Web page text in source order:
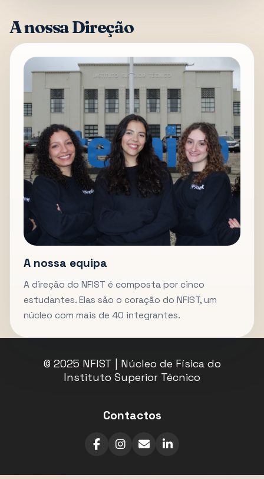
A nossa Direção
A nossa equipa
A direção do NFIST é composta por cinco
estudantes. Elas são o coração do NFIST, um
núcleo com mais de 40 integrantes.
© 2025 NFIST | Núcleo de Física do
Instituto Superior Técnico
Contactos